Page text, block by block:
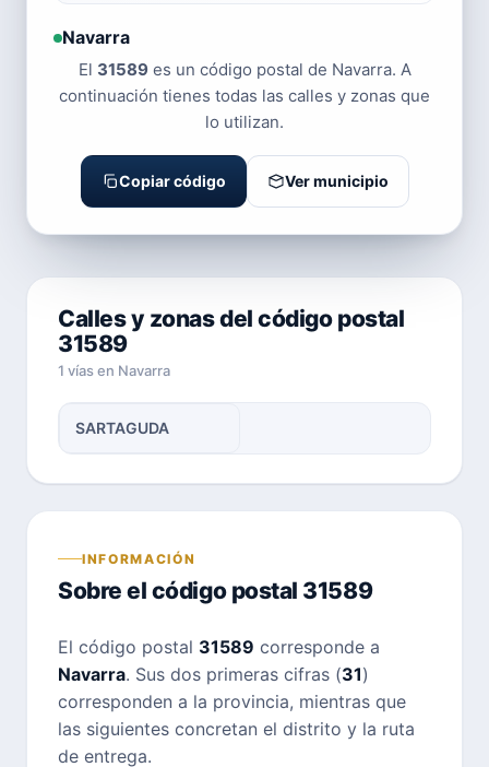
Navarra
El 31589 es un código postal de Navarra. A
continuación tienes todas las calles y zonas que
lo utilizan.
Copiar código Ver municipio
Calles y zonas del código postal
31589
1 vías en Navarra
SARTAGUDA
INFORMACIÓN
Sobre el código postal 31589
El código postal 31589 corresponde a
Navarra. Sus dos primeras cifras (31)
corresponden a la provincia, mientras que
las siguientes concretan el distrito y la ruta
de entrega.